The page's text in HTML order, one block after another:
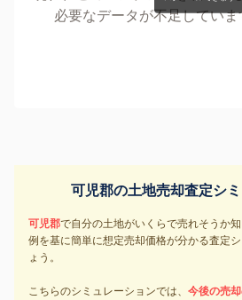
必要なデータが不足していま
可児郡の土地売却査定シ
可児郡で自分の土地がいくらで売れそうか
例を基に簡単に想定売却価格が分かる査定
ょう。
こちらのシミュレーションでは、 今後の売